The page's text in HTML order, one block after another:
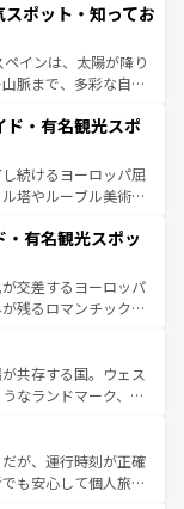
アマルフィ海岸の絶
の合間には、本場の
理を堪能することも
すべての瞬間を楽し
ツ一覧を参照してほ
ポット・知ってお
インは、太陽が降り
脈まで、多彩な自然
ラメンコ、熱気あふ
活の一部となってい
気や、バルセロナの
代ローマ遺跡や中世
るスペインはその個
・有名観光スポ
続けるヨーロッパ屈
塔やルーブル美術館
な宮殿、歴史的な大
然が、訪れる者を心
の国としても知ら
遺産にも登録されて
しみ方が可能だ。さ
ており、どの街角に
パリ以外の個性あふ
・有名観光スポッ
交差するヨーロッパ
残るロマンチック街
きることがない。ベ
アルプスの絶景、そ
風景は必見。ビール
、新着の
てほしい。
共存する国。ウェス
なランドマーク、歴
優雅なアフタヌーン
国パブ、サッカー観
豊富。イギリスを旅
が、運行時刻が正確
も安心して個人旅行